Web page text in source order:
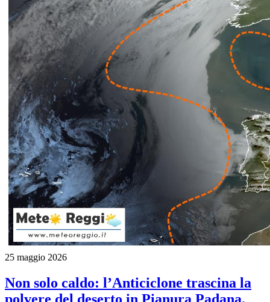
25 maggio 2026
Non solo caldo: l’Anticiclone trascina la